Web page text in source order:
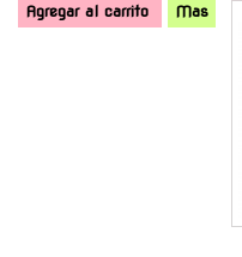
Agregar al carrito Mas